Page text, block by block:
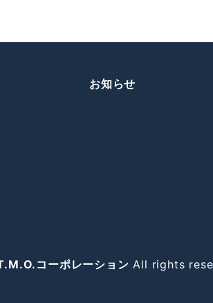
お知らせ
コーポレーション All rights